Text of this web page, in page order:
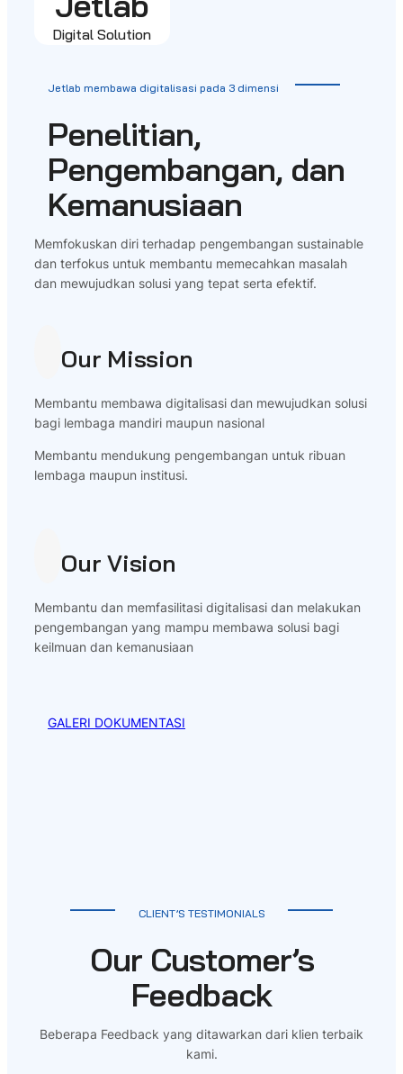
Digital Solution
Jetlab membawa digitalisasi pada 3 dimensi
Penelitian,
Pengembangan, dan
Kemanusiaan
Memfokuskan diri terhadap pengembangan sustainable
dan terfokus untuk membantu memecahkan masalah
dan mewujudkan solusi yang tepat serta efektif.
Our Mission
Membantu membawa digitalisasi dan mewujudkan solusi
bagi lembaga mandiri maupun nasional
Membantu mendukung pengembangan untuk ribuan
lembaga maupun institusi.
Our Vision
Membantu dan memfasilitasi digitalisasi dan melakukan
pengembangan yang mampu membawa solusi bagi
keilmuan dan kemanusiaan
GALERI DOKUMENTASI
CLIENT’S TESTIMONIALS
Our Customer’s
Feedback
Beberapa Feedback yang ditawarkan dari klien terbaik
kami.